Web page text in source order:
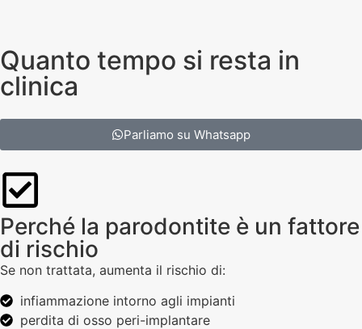
Quanto tempo si resta in
clinica
Parliamo su Whatsapp
Perché la parodontite è un fattore
di rischio
Se non trattata, aumenta il rischio di:
infiammazione intorno agli impianti
perdita di osso peri-implantare